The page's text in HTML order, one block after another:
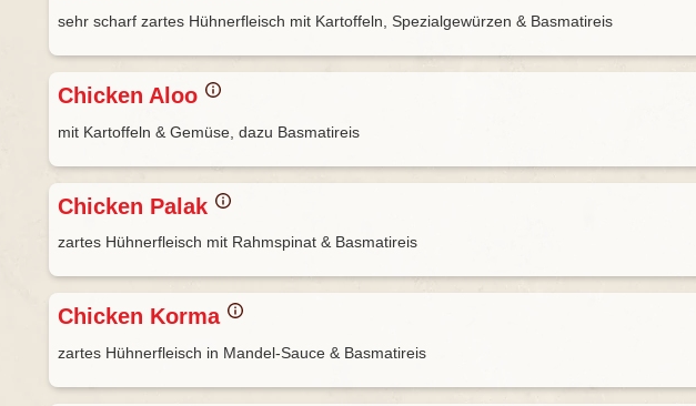
sehr scharf zartes Hühnerfleisch mit Kartoffeln, Spezialgewürzen & Basmatireis
Chicken Aloo
mit Kartoffeln & Gemüse, dazu Basmatireis
Chicken Palak
zartes Hühnerfleisch mit Rahmspinat & Basmatireis
Chicken Korma
zartes Hühnerfleisch in Mandel-Sauce & Basmatireis